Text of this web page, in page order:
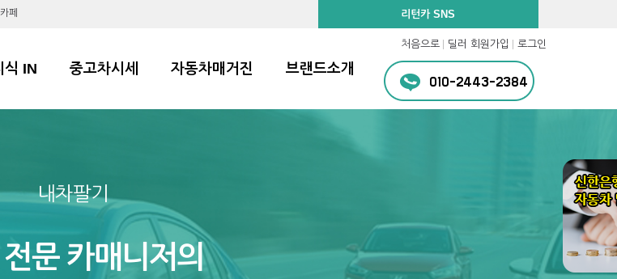
카페 리턴카 SNS
식 IN 중고차시세 자동차매거진 브랜드소개
처음으로 딜러 회원가입 로그인
010-2443-2384
내차팔기
문 카매니저의